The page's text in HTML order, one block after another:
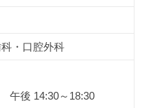
・口腔外科
午後 14:30～18:30